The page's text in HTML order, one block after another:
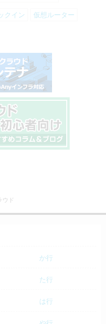
クイン 仮想ルーター
ウド
か行
た行
は行